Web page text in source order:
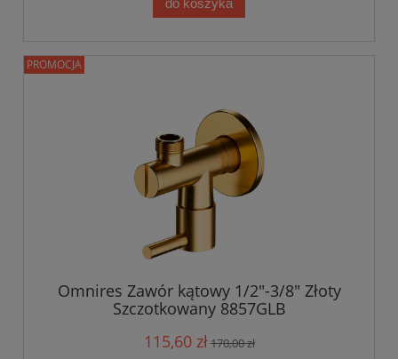
Omnires Zawór kątowy 1/2"-3/8" Złoty
Szczotkowany 8857GLB
115,60 zł170,00 zł
PROMOCJA